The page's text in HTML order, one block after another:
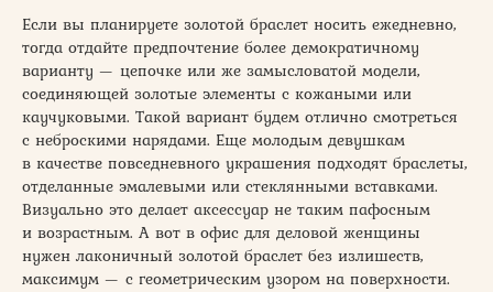
Если вы планируете золотой браслет носить ежедневно,
тогда отдайте предпочтение более демократичному
варианту — цепочке или же замысловатой модели,
соединяющей золотые элементы с кожаными или
каучуковыми. Такой вариант будем отлично смотреться
с неброскими нарядами. Еще молодым девушкам
в качестве повседневного украшения подходят браслеты,
отделанные эмалевыми или стеклянными вставками.
Визуально это делает аксессуар не таким пафосным
и возрастным. А вот в офис для деловой женщины
нужен лаконичный золотой браслет без излишеств,
максимум — с геометрическим узором на поверхности.